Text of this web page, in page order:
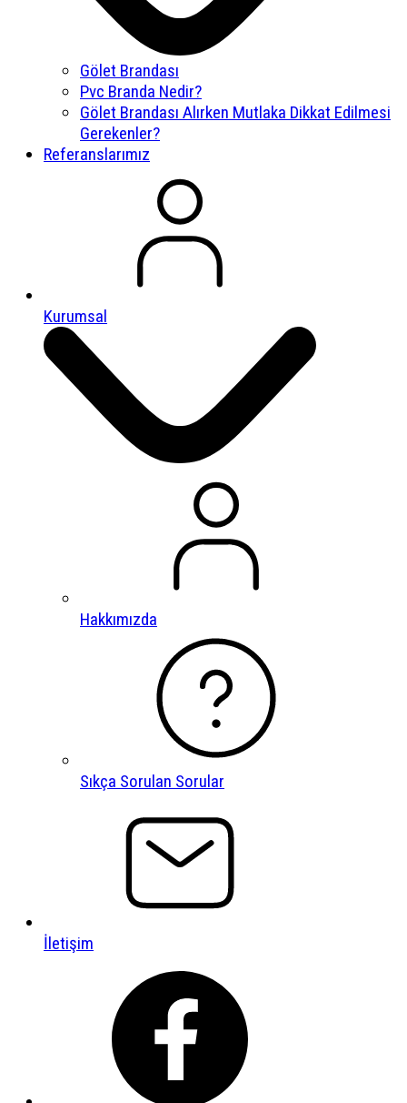
Gölet Brandası
Pvc Branda Nedir?
Gölet Brandası Alırken Mutlaka Dikkat Edilmesi
Gerekenler?
Referanslarımız
Kurumsal
Hakkımızda
Sıkça Sorulan Sorular
İletişim